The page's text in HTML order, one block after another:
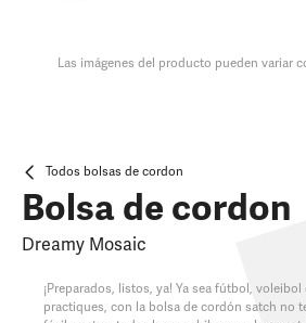
Las imágenes del producto pueden variar
Todos bolsas de cordon
Bolsa de cordon
Dreamy Mosaic
¡Preparados, listos, ya! Ya sea fútbol,
practiques, con la bolsa de cordón satch no